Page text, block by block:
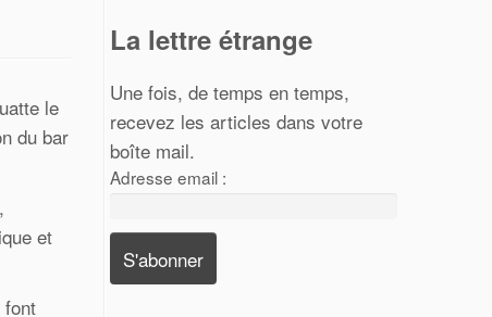
le
du bar
et
font
La lettre étrange
Une fois, de temps en temps,
recevez les articles dans votre
boîte mail.
Adresse email :